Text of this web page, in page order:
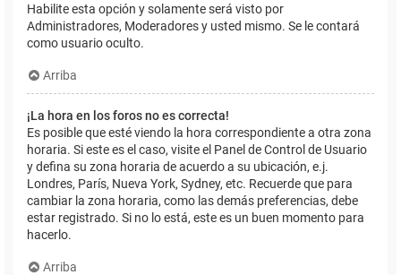
Habilite esta opción y solamente será visto por
Administradores, Moderadores y usted mismo. Se le contará
como usuario oculto.
Arriba
¡La hora en los foros no es correcta!
Es posible que esté viendo la hora correspondiente a otra zona
horaria. Si este es el caso, visite el Panel de Control de Usuario
y defina su zona horaria de acuerdo a su ubicación, e.j.
Londres, París, Nueva York, Sydney, etc. Recuerde que para
cambiar la zona horaria, como las demás preferencias, debe
estar registrado. Si no lo está, este es un buen momento para
hacerlo.
Arriba